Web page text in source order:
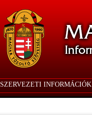
SZERVEZETI INFORMÁCIÓK